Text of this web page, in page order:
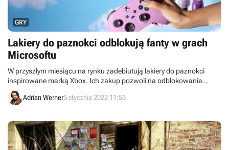
GRY
Lakiery do paznokci odblokują fanty w grach
Microsoftu
W przyszłym miesiącu na rynku zadebiutują lakiery do paznokci
inspirowane marką Xbox. Ich zakup pozwoli na odblokowanie
elementów kosmetycznych w grach Forza Horizon 5 i Halo Infinite.
Adrian Werner5 stycznia 2022 11:55